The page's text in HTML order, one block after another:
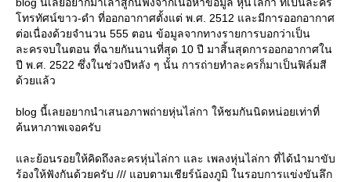
ทรทัศน์ขาว-ดำ ที่ออกอากาศตั้งแต่ พ.ศ. 2512 และมีการออกอากาศ
ต่อเนื่องด้วยจำนวน 555 ตอน ข้อมูลจากทางรายการบอกว่าเป็น
ละครจบในตอน ที่ฉายกันนานที่สุด 10 ปี มาสิ้นสุดการออกอากาศใน
ปี พ.ศ. 2522 ซึ่งในช่วงปีหลัง ๆ นั้น การถ่ายทำละครก็มาเป็นฟิล์มสี
ด้วยแล้ว
blog นี้เลยอยากนำเสนอภาพถ่ายหุ่นไล่กา ให้ชมกันนิดหน่อยเท่าที่
ค้นหาภาพเจอครับ
ละย้อนรอยให้คิดถึงละครหุ่นไล่กา และ เพลงหุ่นไล่กา ที่ได้นำมาขับ
ร้องให้ฟังกันด้วยครับ /// แอบตามเชียร์น้องภูมิ ในรอบการแข่งขันลึก